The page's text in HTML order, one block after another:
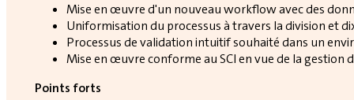
Mise en œuvre d'un nouveau workflow avec des
Uniformisation du processus à travers la division et
Processus de validation intuitif souhaité dans un
Mise en œuvre conforme au SCI en vue de la gestion
Points forts